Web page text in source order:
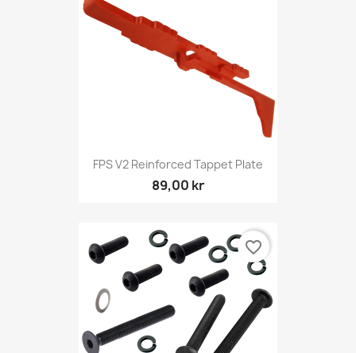
FPS V2 Reinforced Tappet Plate
89,00 kr
favorite_border